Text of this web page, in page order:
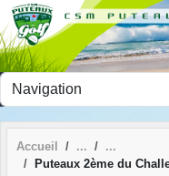
Accueil
Puteaux 2ème du
Panneau de gestion des